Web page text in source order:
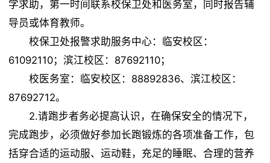
学求助，第一时间联系校保卫处和医务室，同时报告辅
导员或体育教师。
校保卫处报警求助服务中心：临安校区：
61092110；滨江校区：87692110；
校医务室：临安校区：88892836、滨江校区：
87692712。
2.请跑步者务必提高认识，在确保安全的情况下，
完成跑步，必须做好参加长跑锻炼的各项准备工作，包
括穿合适的运动服、运动鞋，充足的睡眠、合理的营养